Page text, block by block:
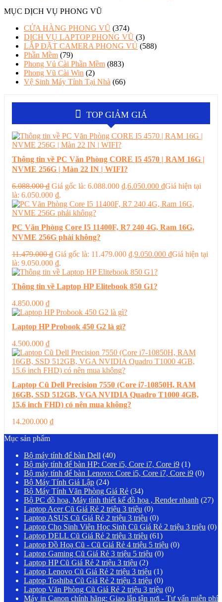
MỤC DỊCH VỤ PHONG VŨ
CỬA HÀNG PHONG VŨ (374)
DỊCH VỤ LAPTOP PHONG VŨ (3)
LẮP ĐẶT CAMERA PHONG VỦ (588)
Phần Mềm (79)
Phong Vủ Cài Phần Mềm (883)
Phong Vũ Cài Win (2)
Vệ Sinh Máy Tính Tại Nhà (66)
TOP GIẢM GIÁ
Thông tin về PC Văn Phòng CORE I5 4570 | RAM 16G |
NVME 256G | Màn 22 IN | WIFI?
6.088.000₫ Giá gốc là: 6.088.000 ₫.6.050.000 ₫Giá hiện tại
là: 6.050.000 ₫.
PC Văn Phòng Core I5 11400F, R7 240 4G, Ram 16G,
NVME 256G phải không?
11.479.000₫ Giá gốc là: 11.479.000 ₫.9.050.000 ₫Giá hiện tại
là: 9.050.000 ₫.
Thông tin về Laptop HP Elitebook 850 G1?
4.850.000 ₫
Laptop HP Probook 450 G2 là gì?
4.500.000 ₫
Laptop Cũ Dell Precision 7550 (Core i7-10850H, RAM
16GB, SSD 512GB, VGA NVIDIA Quadro T1000 4GB,
15.6 inch FHD) có nên mua không?
14.200.000 ₫
Mục sản phẩm
Bộ máy tính để bàn Dell (40)
Bộ máy tính để bàn HP: Core i5, Core i7, Core i9 (1)
Bộ máy tính để bàn Lenovo: Core i5, Core i7, Core i9 (0)
Bộ Máy Tính Giả Lập (24)
Bộ Máy Tính Văn Phòng Giá Rẻ (34)
Bộ PC đồ họa, Máy tính thiết kế đồ họa , Render nhanh (27)
Laptop Acer Cũ Giá Rẻ 2 triệu 3 triệu (0)
Laptop ASUS Cũ Giá Rẻ 2 triệu 3 triệu (0)
Laptop Cho Sinh Viên Học Sinh Cũ Giá Rẻ 2 triệu 3 triệu (0)
Laptop DELL Cũ Giá Rẻ 2 triệu 3 triệu (61)
Laptop Đồ Hoạ Cũ - Cũ Giá Rẻ 4 triệu 5 triệu (0)
Laptop Gaming Cũ Giá Rẻ 3 triệu 5 triệu (0)
Laptop HP Cũ Giá Rẻ 2 triệu 3 triệu (2)
Laptop Lenovo Cũ Giá Rẻ 2 triệu 3 triệu (1)
Laptop Toshiba Cũ Giá Rẻ 2 triệu 3 triệu (0)
Laptop Văn Phòng Cũ Giá Rẻ 2 triệu 3 triệu (0)
Máy in Canon chính hãng: Giao lắp tận nơi - Tư vấn miễn phí